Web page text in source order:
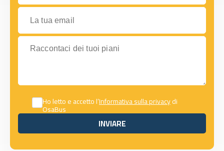
La tua email
Raccontaci dei tuoi piani
Ho letto e accetto l’Informativa sulla privacydi
OsaBus
INVIARE
INVIARE